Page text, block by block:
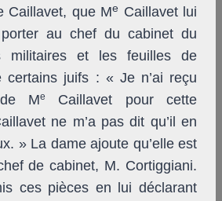
Caillavet, que Me Caillavet lui
au chef du cabinet du
militaires et les feuilles de
certains juifs : « Je n’ai reçu
Me
Caillavet pour cette
ne m’a pas dit qu’il en
» La dame ajoute qu’elle est
de cabinet, M. Cortiggiani.
ces pièces en lui déclarant